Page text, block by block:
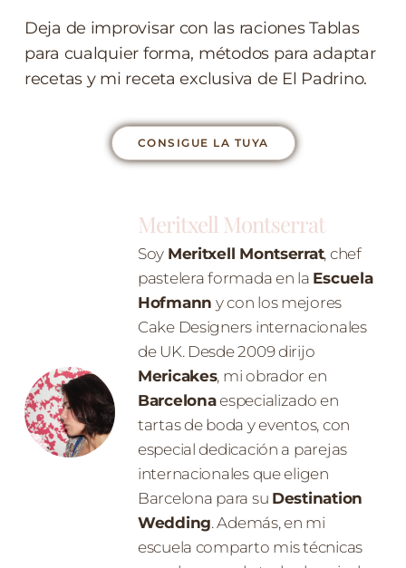
Deja de improvisar con las raciones Tablas
para cualquier forma, métodos para adaptar
recetas y mi receta exclusiva de El Padrino.
CONSIGUE LA TUYA
Meritxell Montserrat
Soy Meritxell Montserrat, chef
pastelera formada en la Escuela
Hofmann y con los mejores
Cake Designers internacionales
de UK. Desde 2009 dirijo
Mericakes, mi obrador en
Barcelonaespecializado en
tartas de boda y eventos, con
especial dedicación a parejas
internacionales que eligen
Barcelona para su Destination
Wedding. Además, en mi
escuela comparto mis técnicas